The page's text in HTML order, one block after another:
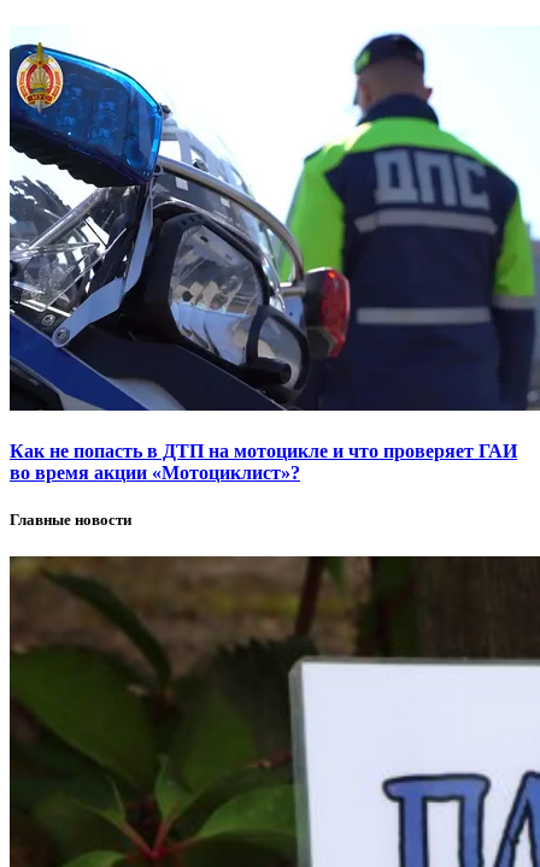
Как не попасть в ДТП на мотоцикле и что проверяет ГАИ
во время акции «Мотоциклист»?
Главные новости